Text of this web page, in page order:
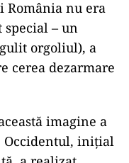
România nu era
– un
orgoliul), a
cerea dezarmare
imagine a
Occidentul, inițial